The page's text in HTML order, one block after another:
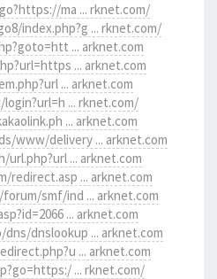
ma ... rknet.com/
index.php?g ... rknet.com/
... arknet.com
... arknet.com
... arknet.com
... rknet.com/
... arknet.com
www/delivery ... arknet.com
... arknet.com
redirect.asp ... arknet.com
smf/ind ... arknet.com
... arknet.com
dnslookup ... arknet.com
... arknet.com
... rknet.com/